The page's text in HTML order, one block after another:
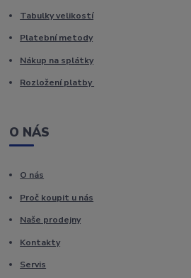
Tabulky velikostí
Platební metody
Nákup na splátky
Rozložení platby
O NÁS
O nás
Proč koupit u nás
Naše prodejny
Kontakty
Servis